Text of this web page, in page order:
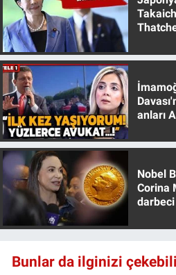
anları
Nobel
Corina
darbeci
Bunlar da ilginizi